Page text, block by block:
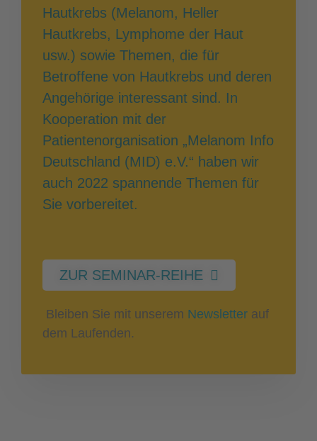
Hautkrebs (Melanom, Heller
Hautkrebs, Lymphome der Haut
usw.) sowie Themen, die für
Betroffene von Hautkrebs und deren
Angehörige interessant sind. In
Kooperation mit der
Patientenorganisation „Melanom Info
Deutschland (MID) e.V.“ haben wir
auch 2022 spannende Themen für
Sie vorbereitet.
ZUR SEMINAR-REIHE
Bleiben Sie mit unserem Newsletter auf
dem Laufenden.